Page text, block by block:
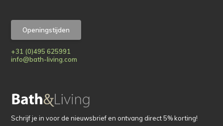
Openingstijden
+31 (0)495 625991
info@bath-living.com
Schrijf je in voor de nieuwsbrief en ontvang direct 5% korting!